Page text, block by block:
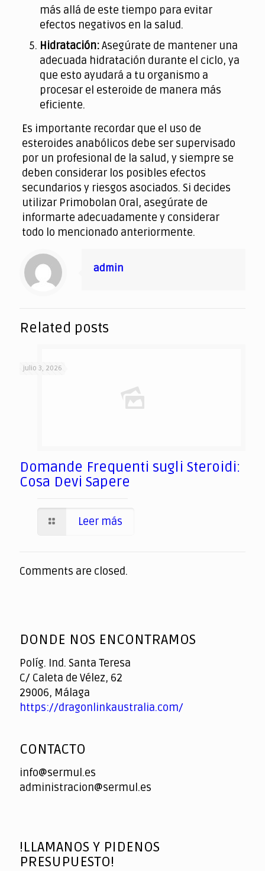
más allá de este tiempo para evitar
efectos negativos en la salud.
Hidratación:Asegúrate de mantener una
adecuada hidratación durante el ciclo, ya
que esto ayudará a tu organismo a
procesar el esteroide de manera más
eficiente.
Es importante recordar que el uso de
esteroides anabólicos debe ser supervisado
por un profesional de la salud, y siempre se
deben considerar los posibles efectos
secundarios y riesgos asociados. Si decides
utilizar Primobolan Oral, asegúrate de
informarte adecuadamente y considerar
todo lo mencionado anteriormente.
admin
Related posts
julio 3, 2026
Domande Frequenti sugli Steroidi:
Cosa Devi Sapere
Leer más
Comments are closed.
DONDE NOS ENCONTRAMOS
Políg. Ind. Santa Teresa
C/ Caleta de Vélez, 62
29006, Málaga
https://dragonlinkaustralia.com/
CONTACTO
info@sermul.es
administracion@sermul.es
!LLAMANOS Y PIDENOS
PRESUPUESTO!